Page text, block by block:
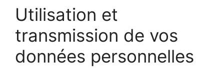
Utilisation et
transmission de vos
données personnelles